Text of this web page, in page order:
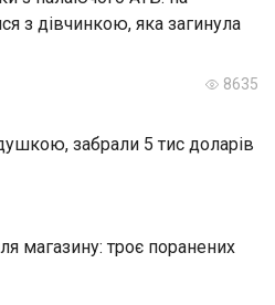
з дівчинкою, яка загинула
8635
забрали 5 тис доларів
магазину: троє поранених